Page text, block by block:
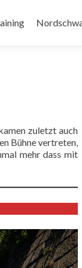
zuletzt auch
Bühne vertreten,
mehr dass mit